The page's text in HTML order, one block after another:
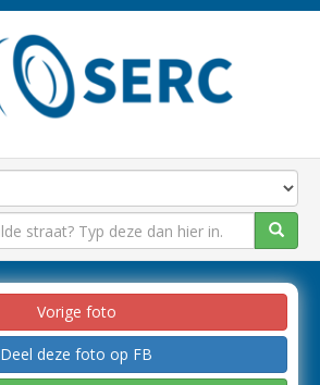
Vorige foto
Deel deze foto op FB